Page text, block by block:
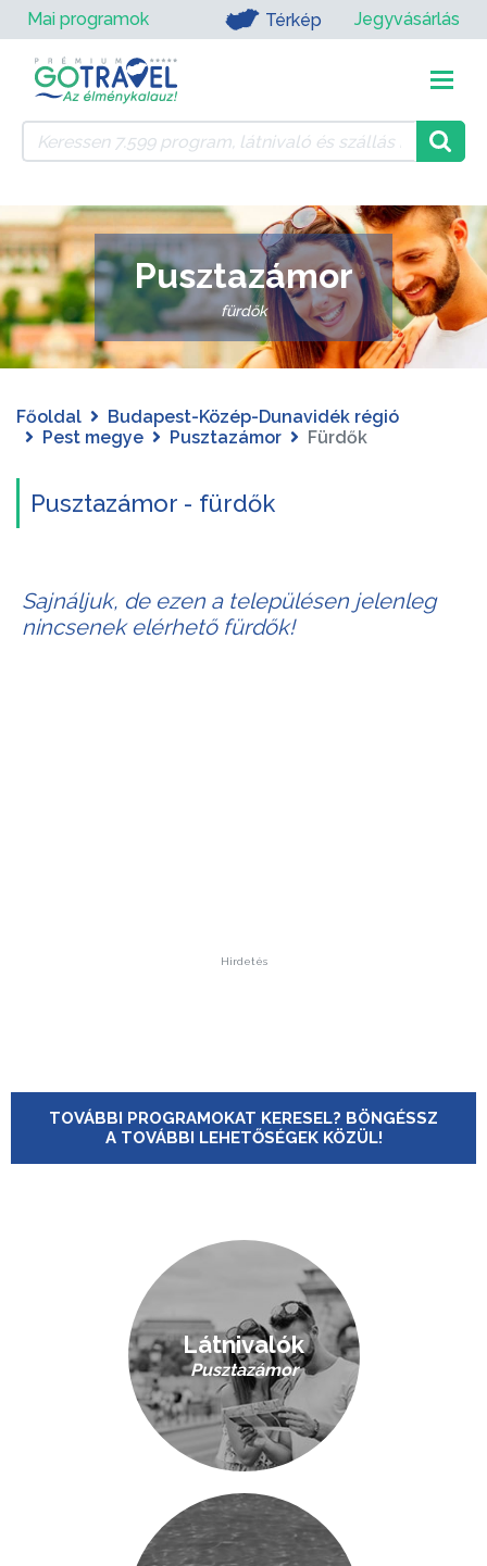
Mai programok Térkép Jegyvásárlás
Pusztazámor
fürdők
Főoldal
Budapest-Közép-Dunavidék régió
Pest megye
Pusztazámor Fürdők
Pusztazámor - fürdők
Sajnáljuk, de ezen a településen jelenleg
nincsenek elérhető fürdők!
Hirdetés
TOVÁBBI PROGRAMOKAT KERESEL? BÖNGÉSSZ
A TOVÁBBI LEHETŐSÉGEK KÖZÜL!
Látnivalók
Pusztazámor